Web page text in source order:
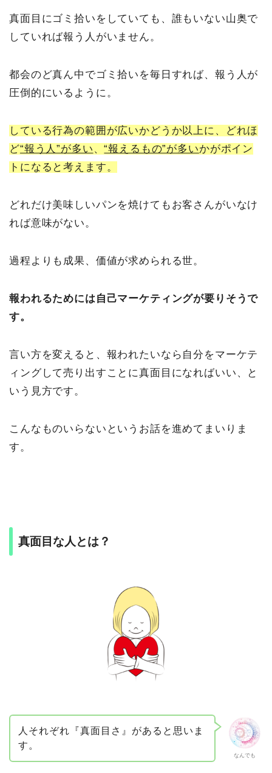
真面目にゴミ拾いをしていても、誰もいない山奥で
していれば報う人がいません。
都会のど真ん中でゴミ拾いを毎日すれば、報う人が
圧倒的にいるように。
している行為の範囲が広いかどうか以上に、どれほ
ど“報う人”が多い 、“報えるもの”が多いかがポイン
トになると考えます。
どれだけ美味しいパンを焼けてもお客さんがいなけ
れば意味がない。
過程よりも成果、価値が求められる世。
報われるためには自己マーケティングが要りそうで
す。
言い方を変えると、報われたいなら自分をマーケテ
ィングして売り出すことに真面目になればいい、と
いう見方です。
こんなものいらないというお話を進めてまいりま
す。
真面目な人とは？
なんでも
人それぞれ『真面目さ』があると思いま
す。